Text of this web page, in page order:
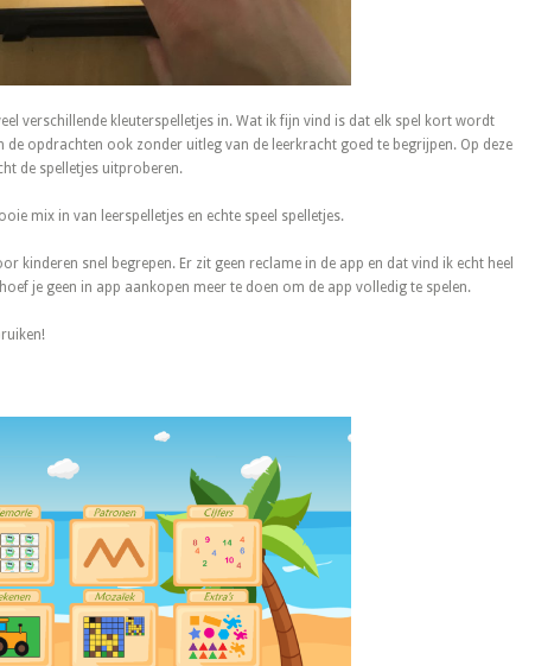
verschillende kleuterspelletjes in. Wat ik fijn vind is dat elk spel kort wordt
opdrachten ook zonder uitleg van de leerkracht goed te begrijpen. Op deze
de spelletjes uitproberen.
mix in van leerspelletjes en echte speel spelletjes.
kinderen snel begrepen. Er zit geen reclame in de app en dat vind ik echt heel
je geen in app aankopen meer te doen om de app volledig te spelen.